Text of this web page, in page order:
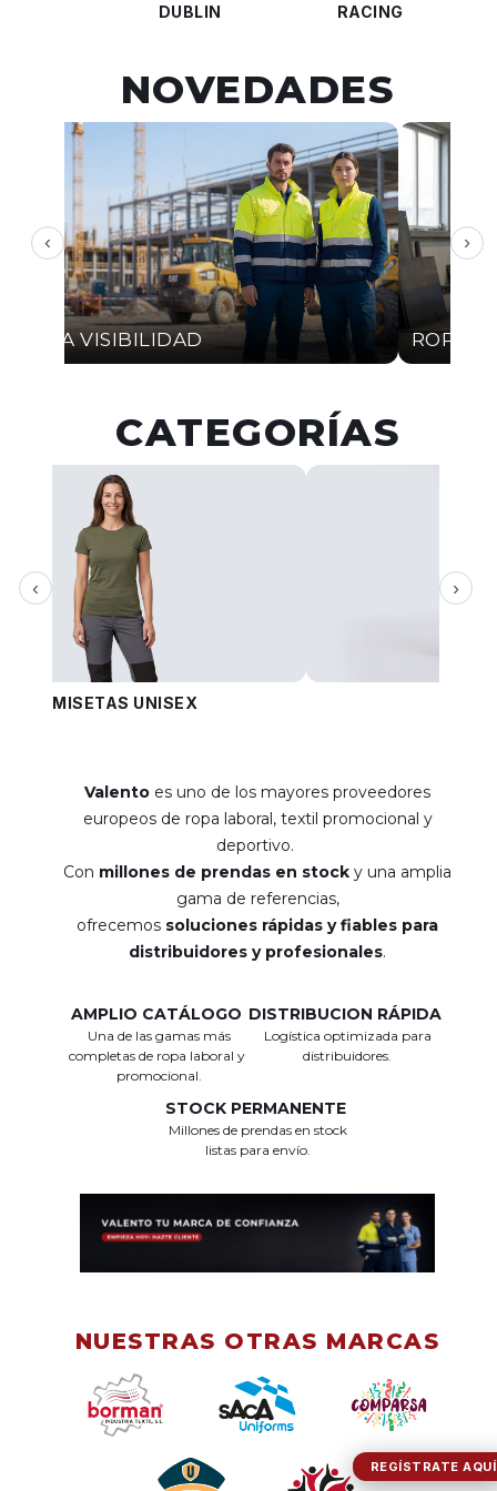
DUBLIN RACING
NOVEDADES
‹
ALTA VISIBILIDAD ROPA
›
CATEGORÍAS
‹
CAMISETAS UNISEX
›
Valento es uno de los mayores proveedores
europeos de ropa laboral, textil promocional y
deportivo.
Con millones de prendas en stock y una amplia
gama de referencias,
ofrecemos soluciones rápidas y fiables para
distribuidores y profesionales.
AMPLIO CATÁLOGO
Una de las gamas más
completas de ropa laboral y
promocional.
DISTRIBUCION RÁPIDA
Logística optimizada para
distribuidores.
STOCK PERMANENTE
Millones de prendas en stock
listas para envío.
NUESTRAS OTRAS MARCAS
REGÍSTRATE AQUÍ